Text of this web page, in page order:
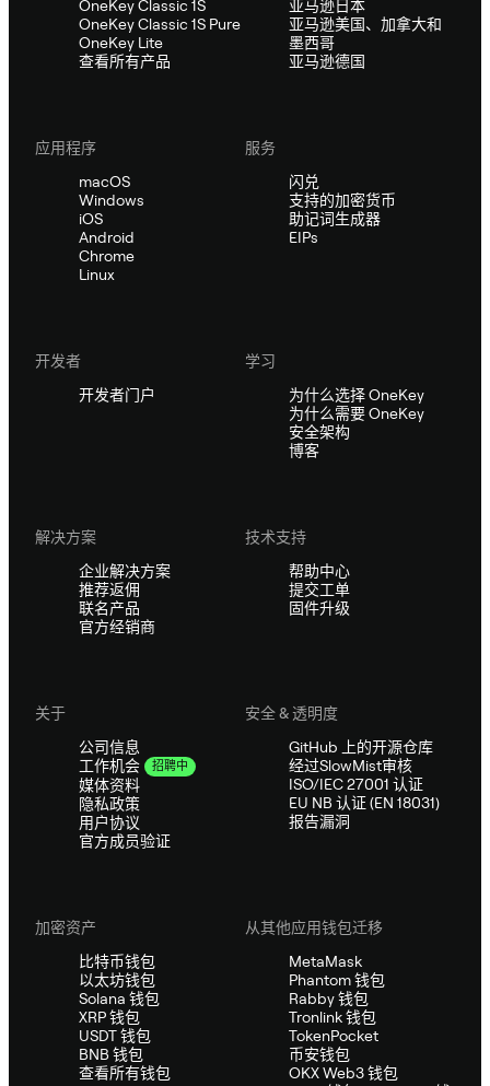
OneKey Classic 1S
OneKey Classic 1S Pure
OneKey Lite
查看所有产品
亚马逊日本
亚马逊美国、加拿大和
墨西哥
亚马逊德国
应用程序
macOS
Windows
iOS
Android
Chrome
Linux
服务
闪兑
支持的加密货币
助记词生成器
EIPs
开发者
开发者门户
学习
为什么选择 OneKey
为什么需要 OneKey
安全架构
博客
解决方案
企业解决方案
推荐返佣
联名产品
官方经销商
技术支持
帮助中心
提交工单
固件升级
关于
公司信息
工作机会
招聘中
媒体资料
隐私政策
用户协议
官方成员验证
安全 & 透明度
GitHub 上的开源仓库
经过SlowMist审核
ISO/IEC 27001 认证
EU NB 认证 (EN 18031)
报告漏洞
加密资产
比特币钱包
以太坊钱包
Solana 钱包
XRP 钱包
USDT 钱包
BNB 钱包
查看所有钱包
从其他应用钱包迁移
MetaMask
Phantom 钱包
Rabby 钱包
Tronlink 钱包
TokenPocket
币安钱包
OKX Web3 钱包